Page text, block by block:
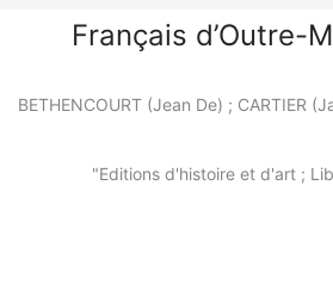
Français d’Outre-
"BETHENCOURT (Jean De) ; CARTIER